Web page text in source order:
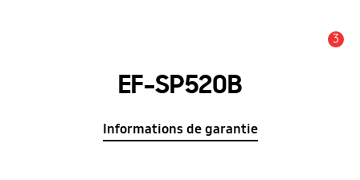
3
EF-SP520B
Informations de garantie